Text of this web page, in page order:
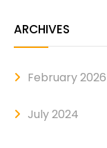
ARCHIVES
February 2026
July 2024